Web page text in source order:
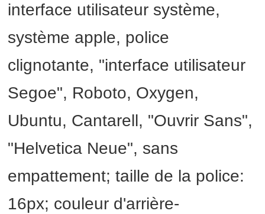
interface utilisateur système,
système apple, police
clignotante, "interface utilisateur
Segoe", Roboto, Oxygen,
Ubuntu, Cantarell, "Ouvrir Sans",
"Helvetica Neue", sans
empattement; taille de la police:
16px; couleur d'arrière-